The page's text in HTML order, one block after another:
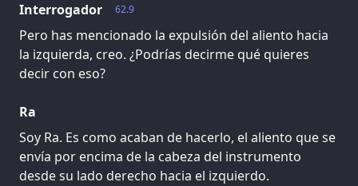
62.9
Interrogador
Pero has mencionado la expulsión del aliento hacia
la izquierda, creo. ¿Podrías decirme qué quieres
decir con eso?
Ra
Soy Ra. Es como acaban de hacerlo, el aliento que se
envía por encima de la cabeza del instrumento
desde su lado derecho hacia el izquierdo.